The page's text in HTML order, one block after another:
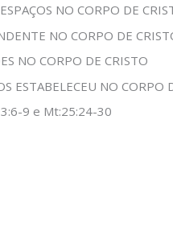
NO CORPO DE
NO CORPO DE
NO CORPO DE CRISTO
ESTABELECEU NO CORPO
9 e Mt:25:24-30